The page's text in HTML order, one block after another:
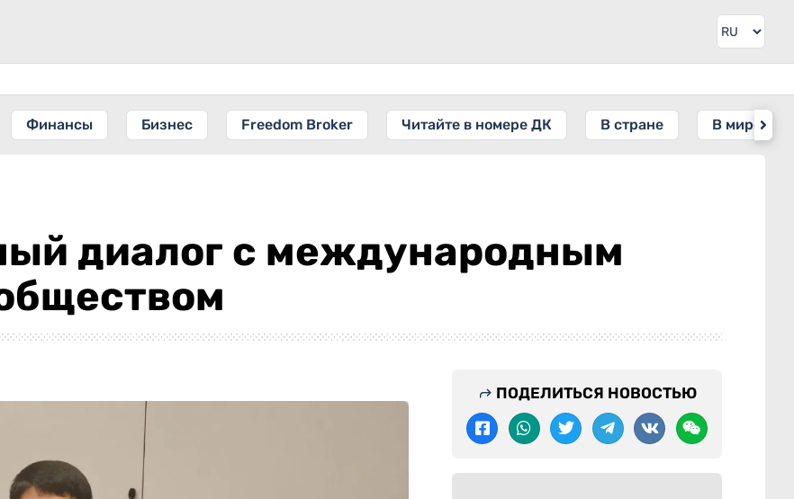
Финансы Бизнес Freedom Broker Читайте в номере ДК В стране В мире
диалог с международным
ПОДЕЛИТЬСЯ НОВОСТЬЮ